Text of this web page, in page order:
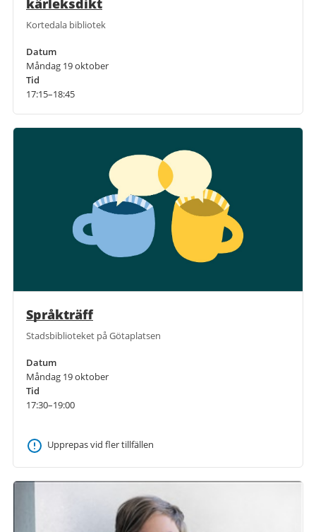
kärleksdikt
Kortedala bibliotek
Datum
Måndag 19 oktober
Tid
17:15–18:45
Språkträff
Stadsbiblioteket på Götaplatsen
Datum
Måndag 19 oktober
Tid
17:30–19:00
Upprepas vid fler tillfällen